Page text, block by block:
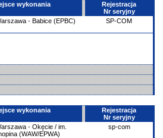
wykonania
Rejestracja
Nr seryjny
- Babice (EPBC) SP-COM
wykonania
Rejestracja
Nr seryjny
- Okęcie / im.
(WAW/EPWA)
sp-com